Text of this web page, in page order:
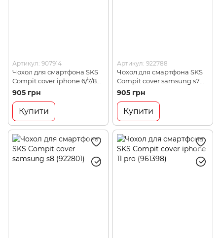
Артикул: 907914
Чохол для смартфона SKS
Compit cover iphone 6/7/8
(907914)
905 грн
Купити
Артикул: 922788
Чохол для смартфона SKS
Compit cover samsung s7
(922788)
905 грн
Купити